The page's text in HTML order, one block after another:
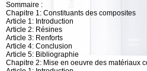
Sommaire :
Chapitre 1: Constituants des composites
Article 1: Introduction
Article 2: Résines
Article 3: Renforts
Article 4: Conclusion
Article 5: Bibliographie
Chapitre 2: Mise en oeuvre des matériaux